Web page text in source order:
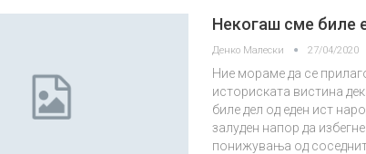
Некогаш сме биле
Денко Малески 27/04/2020
Ние мораме да се
историската вистина
биле дел од еден ист
залуден напор да
понижувања од